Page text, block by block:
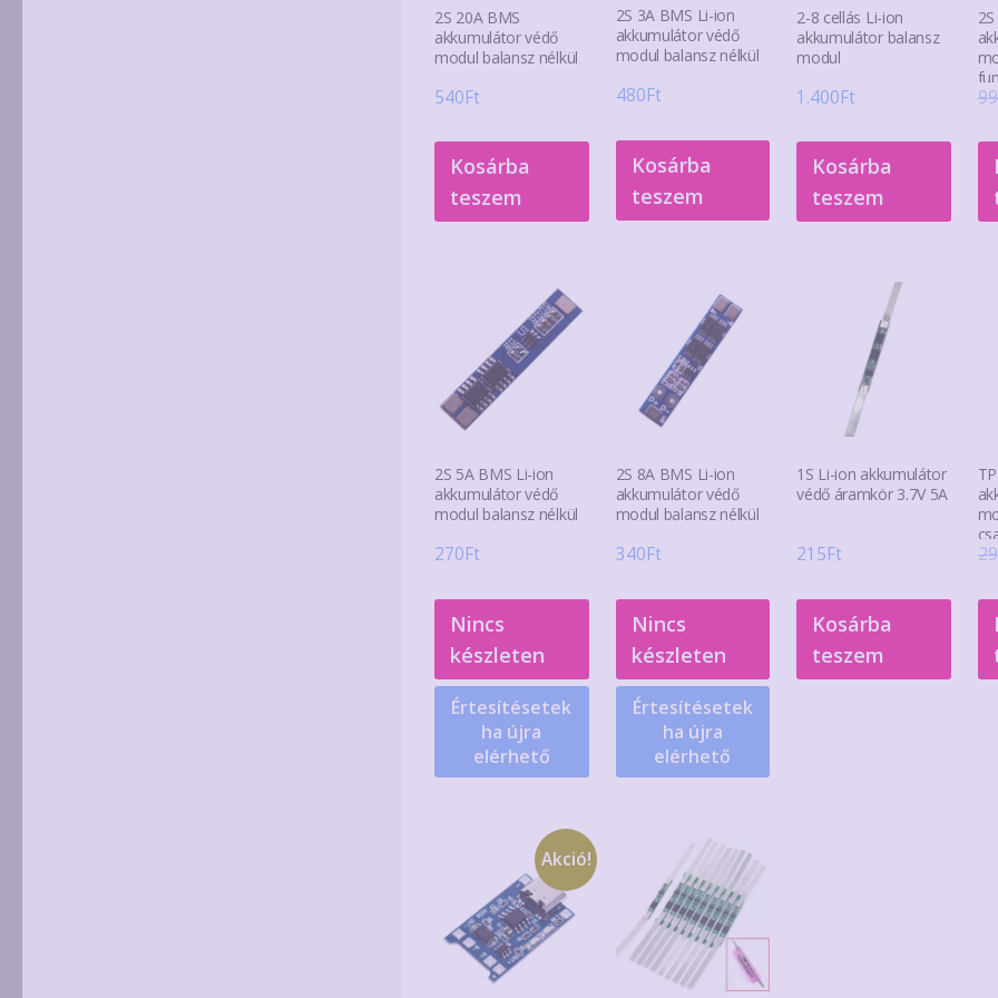
2S 20A BMS
akkumulátor védő
modul balansz nélkül
540Ft
Kosárba
teszem
2S 3A BMS Li-ion
akkumulátor védő
modul balansz nélkül
480Ft
Kosárba
teszem
2-8 cellás Li-ion
akkumulátor balansz
modul
1.400Ft
Kosárba
teszem
2S 5A BMS Li-ion
akkumulátor védő
modul balansz nélkül
270Ft
Nincs
készleten
Értesítésetek
ha újra
elérhető
2S 8A BMS Li-ion
akkumulátor védő
modul balansz nélkül
340Ft
Nincs
készleten
Értesítésetek
ha újra
elérhető
1S Li-ion akkumulátor
védő áramkör 3.7V 5A
215Ft
Kosárba
teszem
Akció!